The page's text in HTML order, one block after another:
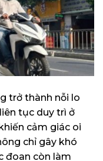
trở thành nỗi lo
tục duy trì ở
cảm giác oi
chỉ gây khó
đoan còn làm